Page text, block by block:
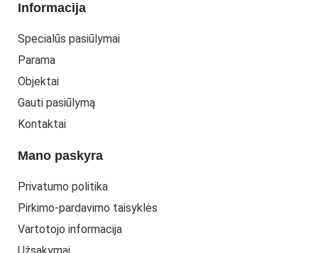
Informacija
Specialūs pasiūlymai
Parama
Objektai
Gauti pasiūlymą
Kontaktai
Mano paskyra
Privatumo politika
Pirkimo-pardavimo taisyklės
Vartotojo informacija